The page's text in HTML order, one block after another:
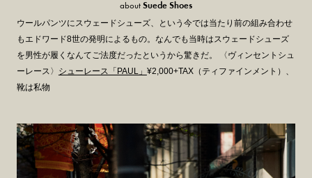
about Suede Shoes
ウールパンツにスウェードシューズ、という今では当たり前の組み合わせ
もエドワード8世の発明によるもの。なんでも当時はスウェードシューズ
を男性が履くなんてご法度だったというから驚きだ。 〈ヴィンセントシュ
ーレース〉 シューレース「PAUL」 ¥2,000+TAX（ティファインメント）、
靴は私物